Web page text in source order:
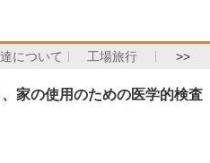
について 工場旅行 >>
家の使用のための医学的検査